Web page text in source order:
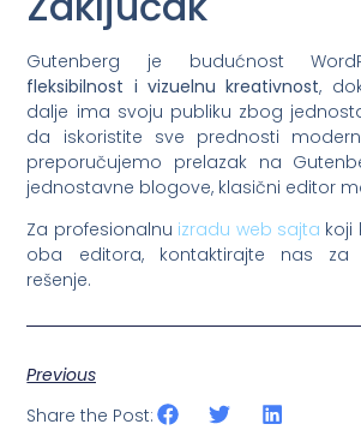
Gutenberg je budućnost
fleksibilnost i vizuelnu kreativnost,
dalje ima svoju publiku zbog
da iskoristite sve prednosti
preporučujemo prelazak na
jednostavne blogove, klasični editor
Za profesionalnu izradu web sajta koji
oba editora, kontaktirajte nas za
rešenje.
Previous
Share the Post: